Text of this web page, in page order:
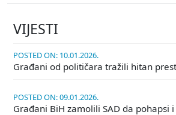
VIJESTI
POSTED ON: 10.01.2026.
Građani od političara tražili hitan
POSTED ON: 09.01.2026.
Građani BiH zamolili SAD da pohapsi